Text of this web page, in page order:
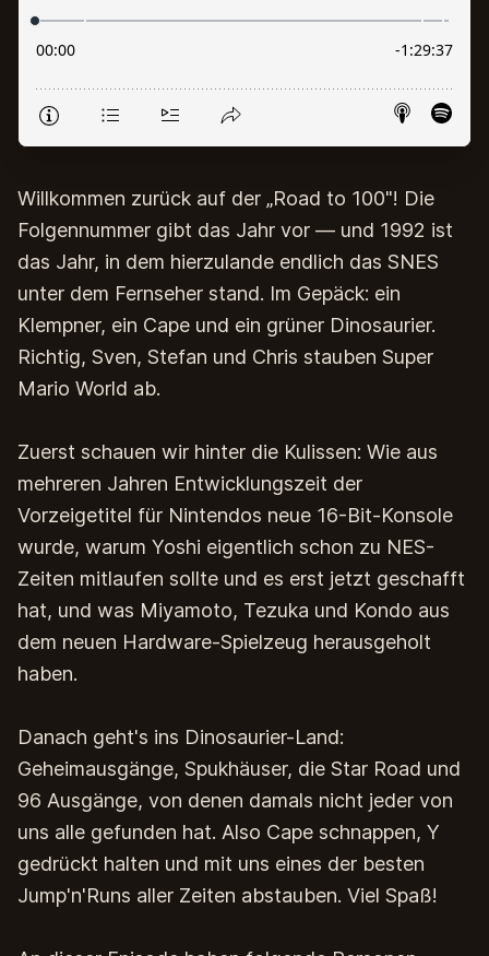
Willkommen zurück auf der „Road to 100"! Die
Folgennummer gibt das Jahr vor — und 1992 ist
das Jahr, in dem hierzulande endlich das SNES
unter dem Fernseher stand. Im Gepäck: ein
Klempner, ein Cape und ein grüner Dinosaurier.
Richtig, Sven, Stefan und Chris stauben Super
Mario World ab.
Zuerst schauen wir hinter die Kulissen: Wie aus
mehreren Jahren Entwicklungszeit der
Vorzeigetitel für Nintendos neue 16-Bit-Konsole
wurde, warum Yoshi eigentlich schon zu NES-
Zeiten mitlaufen sollte und es erst jetzt geschafft
hat, und was Miyamoto, Tezuka und Kondo aus
dem neuen Hardware-Spielzeug herausgeholt
haben.
Danach geht's ins Dinosaurier-Land:
Geheimausgänge, Spukhäuser, die Star Road und
96 Ausgänge, von denen damals nicht jeder von
uns alle gefunden hat. Also Cape schnappen, Y
gedrückt halten und mit uns eines der besten
Jump'n'Runs aller Zeiten abstauben. Viel Spaß!